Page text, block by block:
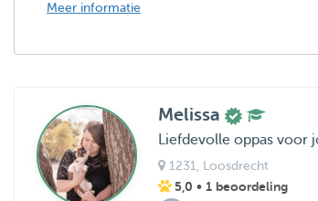
Meer informatie
Melissa
Liefdevolle oppas voor
1231 , Loosdrecht
5,0 • 1 beoordeling